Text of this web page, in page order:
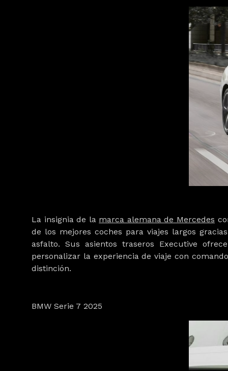
La insignia de la marca alemana de Mercedes
de los mejores coches para viajes largos
asfalto. Sus asientos traseros Executive
personalizar la experiencia de viaje con
distinción.
BMW Serie 7 2025